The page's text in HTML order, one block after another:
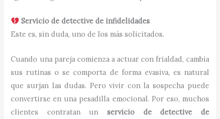
Servicio de detective de infidelidades
Este es, sin duda, uno de los más solicitados.
Cuando una pareja comienza a actuar con frialdad, cambia
sus rutinas o se comporta de forma evasiva, es natural
que surjan las dudas. Pero vivir con la sospecha puede
convertirse en una pesadilla emocional. Por eso, muchos
clientes contratan un servicio de detective de